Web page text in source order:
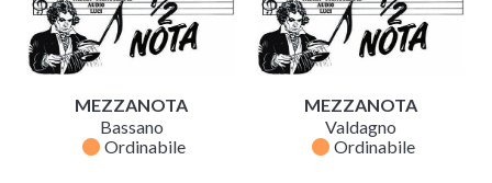
MEZZANOTA
Bassano
fiber_manual_record Ordinabile
MEZZANOTA
Valdagno
fiber_manual_record Ordinabile